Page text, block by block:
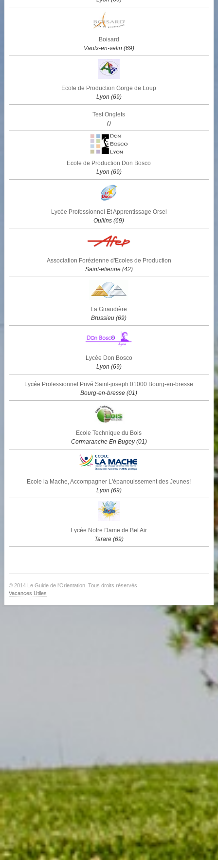
Boisard
Vaulx-en-velin (69)
Ecole de Production Gorge de Loup
Lyon (69)
Test Onglets
()
Ecole de Production Don Bosco
Lyon (69)
Lycée Professionnel Et Apprentissage Orsel
Oullins (69)
Association Forézienne d'Ecoles de Production
Saint-etienne (42)
La Giraudière
Brussieu (69)
Lycée Don Bosco
Lyon (69)
Lycée Professionnel Privé Saint-joseph 01000 Bourg-en-bresse
Bourg-en-bresse (01)
Ecole Technique du Bois
Cormaranche En Bugey (01)
Ecole la Mache, Accompagner L'épanouissement des Jeunes!
Lyon (69)
Lycée Notre Dame de Bel Air
Tarare (69)
© 2014 Le Guide de l'Orientation. Tous droits réservés.
Vacances Utiles